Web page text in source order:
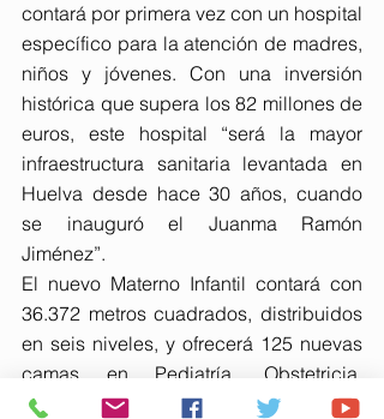
contará por primera vez con un hospital
específico para la atención de madres,
niños y jóvenes. Con una inversión
histórica que supera los 82 millones de
euros, este hospital “será la mayor
infraestructura sanitaria levantada en
Huelva desde hace 30 años, cuando
se inauguró el Juanma Ramón
Jiménez”.
El nuevo Materno Infantil contará con
36.372 metros cuadrados, distribuidos
en seis niveles, y ofrecerá 125 nuevas
camas en Pediatría, Obstetricia,
Ginecología, Salud Mental y Cuidados